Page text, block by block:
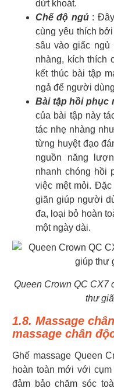
dứt khoát.
Chế độ ngủ: Đây
cùng yêu thích
sâu vào giấc ngủ
nhàng, kích thích
kết thúc bài tập
ngả để người
Bài tập hồi phục
của bài tập này
tác nhẹ nhàng
từng huyệt đạo
nguồn năng
nhanh chóng hồi
việc mệt mỏi.
giãn giúp người
đa, loại bỏ hoàn
một ngày dài.
Queen Crown QC CX7
thư
1.8. Massage
massage chân
Ghế massage Queen
hoàn toàn mới với
đảm bảo chăm sóc